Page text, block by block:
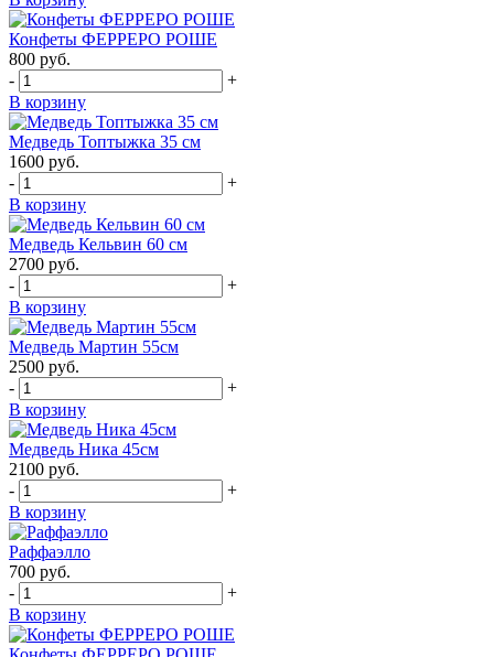
Конфеты ФЕРРЕРО РОШЕ
800 руб.
-
+
В корзину
Медведь Топтыжка 35 см
1600 руб.
-
+
В корзину
Медведь Кельвин 60 см
2700 руб.
-
+
В корзину
Медведь Мартин 55см
2500 руб.
-
+
В корзину
Медведь Ника 45см
2100 руб.
-
+
В корзину
Раффаэлло
700 руб.
-
+
В корзину